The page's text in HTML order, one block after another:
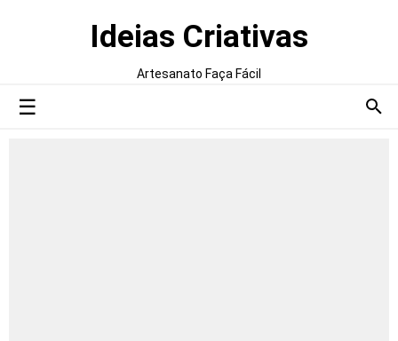
Ideias Criativas
Artesanato Faça Fácil